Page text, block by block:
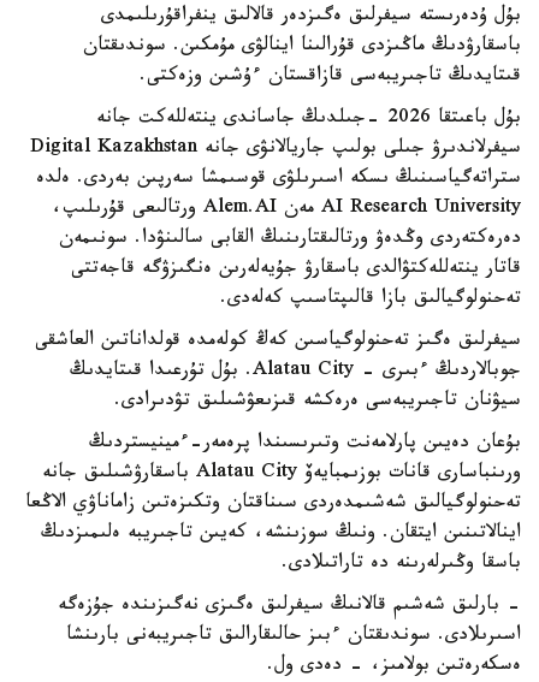
بۇل ۇدەرىستە سيفرلىق ەگىزدەر قالالىق ينفراقۇرىلىمدى
باسقارۋدىڭ ماڭىزدى قۇرالىنا اينالۋى مۇمكىن. سوندىقتان
قىتايدىڭ تاجىريبەسى قازاقستان ءۇشىن وزەكتى.
بۇل باعىتقا 2026 -جىلدىڭ جاساندى ينتەللەكت جانە
سيفرلاندىرۋ جىلى بولىپ جاريالانۋى جانە Digital Kazakhstan
ستراتەگياسىنىڭ ىسكە اسىرىلۋى قوسىمشا سەرپىن بەردى. ەلدە
AI Research University مەن Alem.AI ورتالىعى قۇرىلىپ،
دەرەكتەردى وڭدەۋ ورتالىقتارىنىڭ القابى سالىنۋدا. سونىمەن
قاتار ينتەللەكتۋالدى باسقارۋ جۇيەلەرىن ەنگىزۋگە قاجەتتى
تەحنولوگيالىق بازا قالىپتاسىپ كەلەدى.
سيفرلىق ەگىز تەحنولوگياسىن كەڭ كولەمدە قولداناتىن العاشقى
جوبالاردىڭ ءبىرى - Alatau City. بۇل تۇرعىدا قىتايدىڭ
سيۋنان تاجىريبەسى ەرەكشە قىزىعۋشىلىق تۋدىرادى.
بۇعان دەيىن پارلامەنت وتىرىسىندا پرەمەر-ءمينيستردىڭ
ورىنباسارى قانات بوزىمبايەۆ Alatau City باسقارۋشىلىق جانە
تەحنولوگيالىق شەشىمدەردى سىناقتان وتكىزەتىن زاماناۋي الاڭعا
اينالاتىنىن ايتقان. ونىڭ سوزىنشە، كەيىن تاجىريبە ەلىمىزدىڭ
باسقا وڭىرلەرىنە دە تاراتىلادى.
- بارلىق شەشىم قالانىڭ سيفرلىق ەگىزى نەگىزىندە جۇزەگە
اسىرىلادى. سوندىقتان ءبىز حالىقارالىق تاجىريبەنى بارىنشا
ەسكەرەتىن بولامىز، - دەدى ول.